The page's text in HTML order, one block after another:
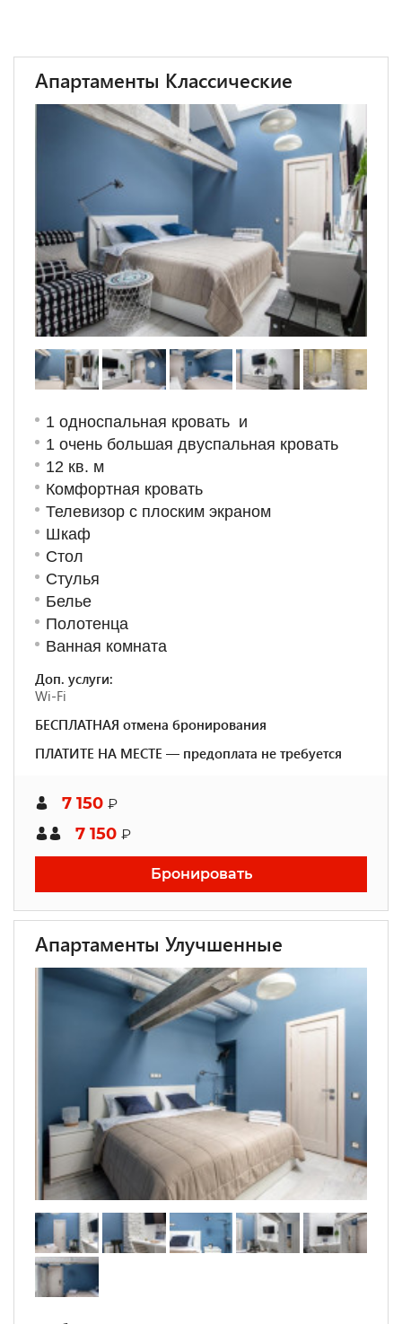
Апартаменты Классические
1 односпальная кровать и
1 очень большая двуспальная кровать
12 кв. м
Комфортная кровать
Телевизор с плоским экраном
Шкаф
Стол
Стулья
Белье
Полотенца
Ванная комната
Доп. услуги:
Wi-Fi
БЕСПЛАТНАЯ отмена бронирования
ПЛАТИТЕ НА МЕСТЕ — предоплата не требуется
7 150 ₽
7 150 ₽
Бронировать
Апартаменты Улучшенные